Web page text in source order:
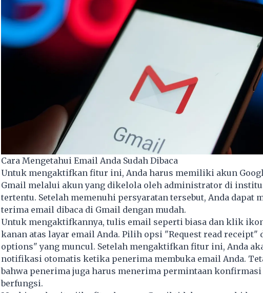
Cara Mengetahui Email Anda Sudah Dibaca
Untuk mengaktifkan fitur ini, Anda harus memiliki akun
Gmail melalui akun yang dikelola oleh administrator di
tertentu. Setelah memenuhi persyaratan tersebut, Anda dapat
terima email dibaca di Gmail dengan mudah.
Untuk mengaktifkannya, tulis email seperti biasa dan klik
kanan atas layar email Anda. Pilih opsi "Request read receipt"
options" yang muncul. Setelah mengaktifkan fitur ini, Anda
notifikasi otomatis ketika penerima membuka email Anda.
bahwa penerima juga harus menerima permintaan
berfungsi.